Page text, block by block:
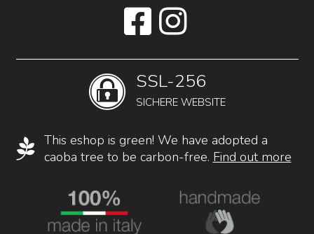
SSL-256
SICHERE WEBSITE
This eshop is green! We have adopted a
caoba tree to be carbon-free. Find out more